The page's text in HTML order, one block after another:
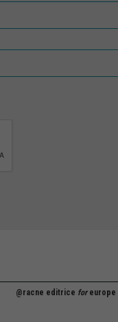
@racne editrice foreurope